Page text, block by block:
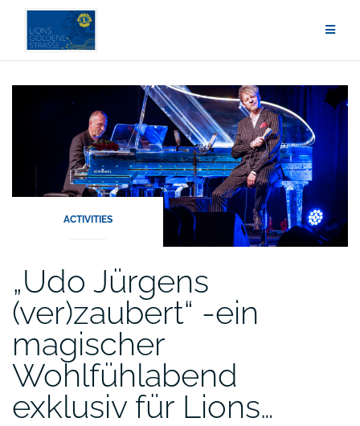
springen
ACTIVITIES
„Udo Jürgens
(ver)zaubert“ -ein
magischer
Wohlfühlabend
exklusiv für Lions…